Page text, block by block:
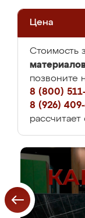
Цена
Стоимость
позвоните
8 (800)
8 (926)
рассчитает